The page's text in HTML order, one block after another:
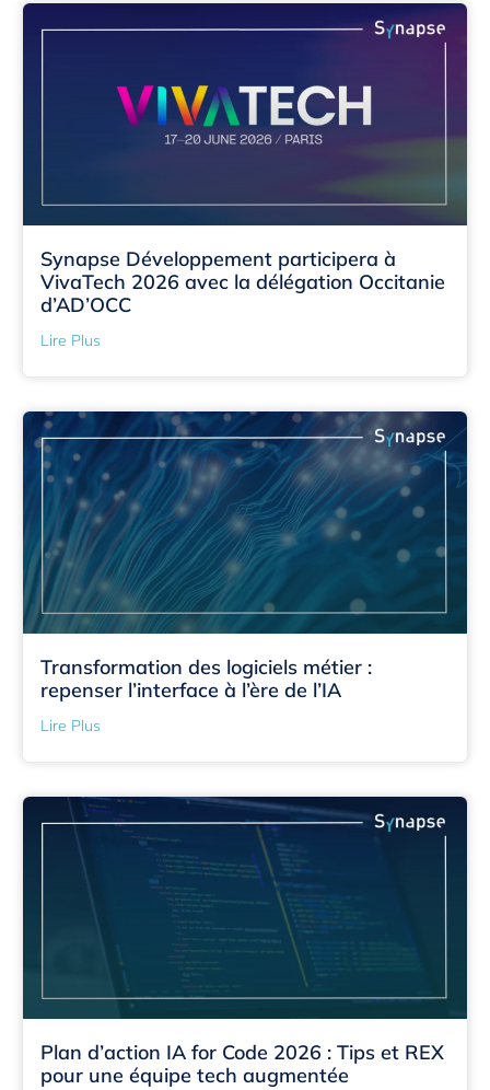
Synapse Développement participera à
VivaTech 2026 avec la délégation Occitanie
d’AD’OCC
Lire Plus
Transformation des logiciels métier :
repenser l’interface à l’ère de l’IA
Lire Plus
Plan d’action IA for Code 2026 : Tips et REX
pour une équipe tech augmentée